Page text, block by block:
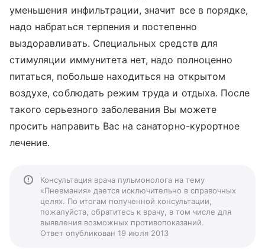
уменьшения инфильтрации, значит все в порядке,
надо набраться терпения и постепенно
выздоравливать. Специальных средств для
стимуляции иммунитета нет, надо полноценно
питаться, побольше находиться на открытом
воздухе, соблюдать режим труда и отдыха. После
такого серьезного заболевания Вы можете
просить направить Вас на санаторно-курортное
лечение.
Консультация врача пульмонолога на тему
«Пневмания» дается исключительно в справочных
целях. По итогам полученной консультации,
пожалуйста, обратитесь к врачу, в том числе для
выявления возможных противопоказаний.
Ответ опубликован 19 июля 2013